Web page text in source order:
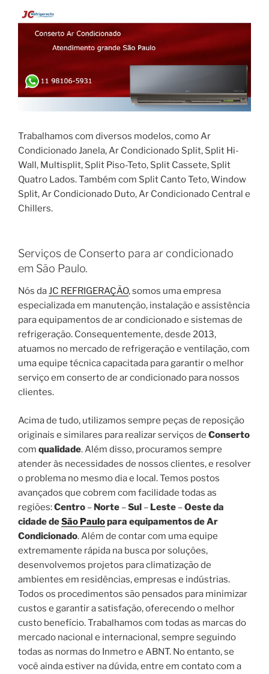
Trabalhamos com diversos modelos, como Ar
Condicionado Janela, Ar Condicionado Split, Split Hi-
Wall, Multisplit, Split Piso-Teto, Split Cassete, Split
Quatro Lados. Também com Split Canto Teto, Window
Split, Ar Condicionado Duto, Ar Condicionado Central e
Chillers.
Serviços de Conserto para ar condicionado
em São Paulo.
Nós daJC REFRIGERAÇÃO, somos uma empresa
especializada em manutenção, instalação e assistência
para equipamentos de ar condicionado e sistemas de
refrigeração. Consequentemente, desde 2013,
atuamos no mercado de refrigeração e ventilação, com
uma equipe técnica capacitada para garantir o melhor
serviço em conserto de ar condicionado para nossos
clientes.
Acima de tudo, utilizamos sempre peças de reposição
originais e similares para realizar serviços de Conserto
com qualidade. Além disso, procuramos sempre
atender às necessidades de nossos clientes, e resolver
o problema no mesmo dia e local. Temos postos
avançados que cobrem com facilidade todas as
regiões:Centro – Norte –Sul – Leste –Oeste da
cidade deSão Paulopara equipamentos de Ar
Condicionado. Além de contar com uma equipe
extremamente rápida na busca por soluções,
desenvolvemos projetos para climatização de
ambientes em residências, empresas e indústrias.
Todos os procedimentos são pensados para minimizar
custos e garantir a satisfação, oferecendo o melhor
custo benefício. Trabalhamos com todas as marcas do
mercado nacional e internacional, sempre seguindo
todas as normas do Inmetro e ABNT. No entanto, se
você ainda estiver na dúvida, entre em contato com a